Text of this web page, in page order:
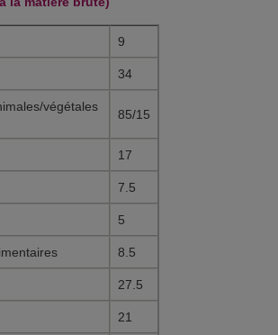
9
34
végétales
85/15
17
7.5
5
8.5
27.5
21